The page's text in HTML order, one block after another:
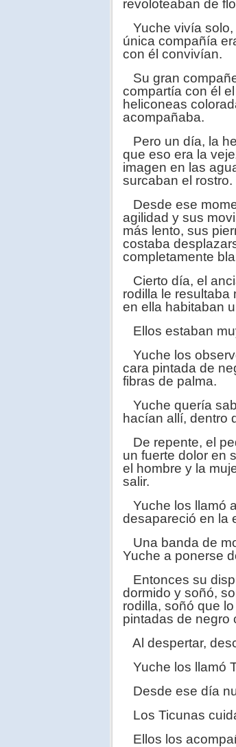
revoloteaban de
Yuche vivía solo,
única compañía
con él convivían.
Su gran
compartía con él
heliconeas
acompañaba.
Pero un día, la
que eso era la
imagen en las
surcaban el rostro.
Desde ese
agilidad y sus
más lento, sus
costaba
completamente
Cierto día, el
rodilla le resultaba
en ella habitaban
Ellos estaban
Yuche los
cara pintada de
fibras de palma.
Yuche quería
hacían allí, dentro
De repente, el
un fuerte dolor en
el hombre y la
salir.
Yuche los llamó
desapareció en la
Una banda de
Yuche a ponerse
Entonces su
dormido y soñó,
rodilla, soñó que
pintadas de negro
Al despertar,
Yuche los llamó
Desde ese día
Los Ticunas
Ellos los